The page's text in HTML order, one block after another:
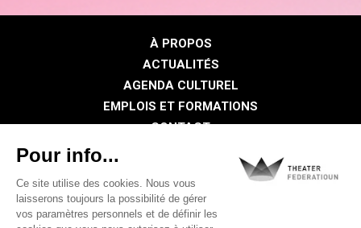
À PROPOS
ACTUALITÉS
AGENDA CULTUREL
EMPLOIS ET FORMATIONS
CONTACT
Politique de confidentialité
Politique des cookies